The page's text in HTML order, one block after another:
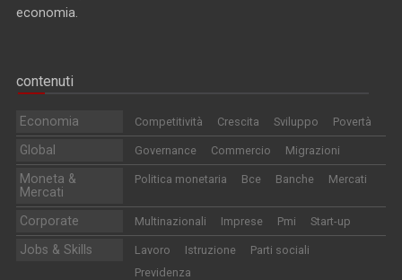
economia.
contenuti
Economia Competitività Crescita Sviluppo Povertà
Global Governance Commercio Migrazioni
Moneta &
Mercati
Politica monetaria Bce Banche Mercati
Corporate Multinazionali Imprese Pmi Start-up
Jobs & Skills Lavoro Istruzione
Parti sociali
Previdenza